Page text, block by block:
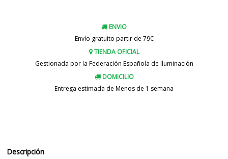
ENVIO
Envío gratuito partir de 79€
TIENDA OFICIAL
Gestionada por la Federación Española de Iluminación
DOMICILIO
Entrega estimada de Menos de 1 semana
Descripción